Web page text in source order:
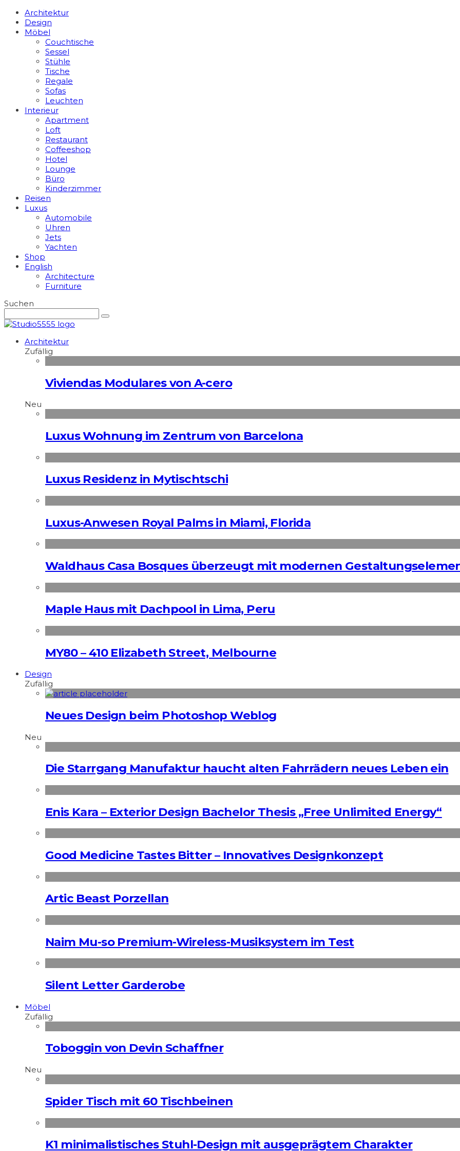
Architektur
Design
Möbel
Couchtische
Sessel
Stühle
Tische
Regale
Sofas
Leuchten
Interieur
Apart­ment
Loft
Restaurant
Coffeeshop
Hotel
Lounge
Büro
Kinderzimmer
Reisen
Luxus
Automobile
Uhren
Jets
Yachten
Shop
English
Architecture
Furniture
Suchen
Architektur
Zufällig
Viviendas Modulares von A-cero
Neu
Luxus Wohnung im Zentrum von Barcelona
Luxus Residenz in Mytischtschi
Luxus-Anwesen Royal Palms in Miami, Florida
Waldhaus Casa Bosques überzeugt mit modernen
Maple Haus mit Dachpool in Lima, Peru
MY80 – 410 Elizabeth Street, Melbourne
Design
Zufällig
Neues Design beim Photoshop Weblog
Neu
Die Starrgang Manufaktur haucht alten Fahrrädern neues Leben ein
Enis Kara – Exterior Design Bachelor Thesis „Free Unlimited Energy“
Good Medicine Tastes Bitter – Innovatives Designkonzept
Artic Beast Porzellan
Naim Mu-so Premium-Wireless-Musiksystem im Test
Silent Letter Garderobe
Möbel
Zufällig
Toboggin von Devin Schaffner
Neu
Spider Tisch mit 60 Tischbeinen
K1 minimalistisches Stuhl-Design mit ausgeprägtem Charakter